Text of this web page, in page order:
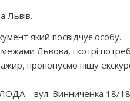
Львів.
який посвідчує особу.
межами Львова, і котрі
пропонуємо пішу
– вул. Винниченка 18/